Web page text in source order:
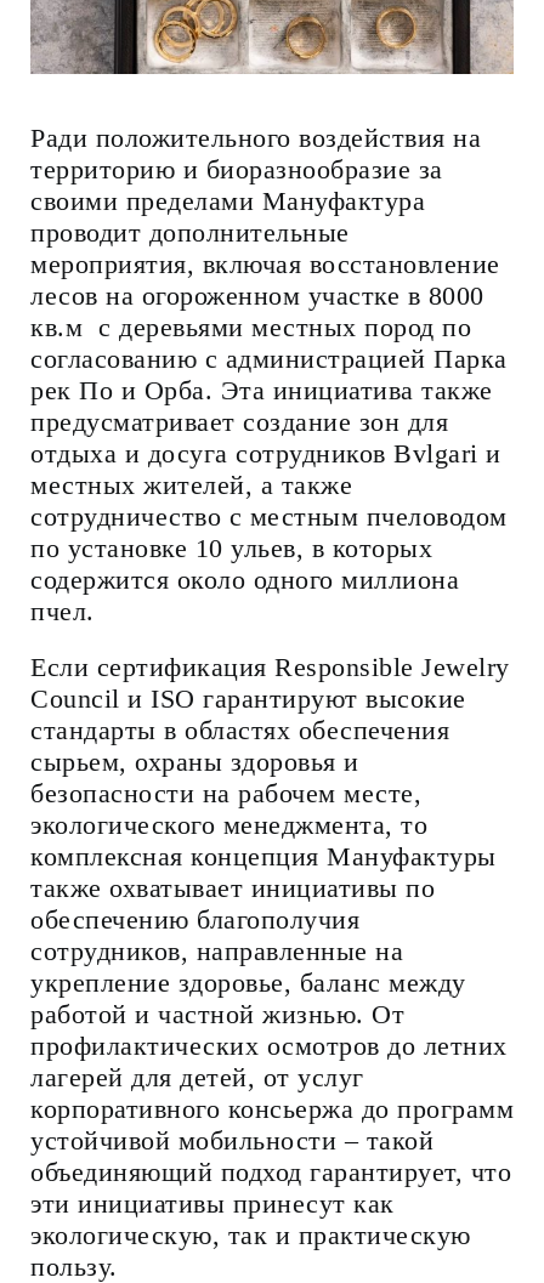
Ради положительного воздействия на
территорию и биоразнообразие за
своими пределами Мануфактура
проводит дополнительные
мероприятия, включая восстановление
лесов на огороженном участке в 8000
кв.м с деревьями местных пород по
согласованию с администрацией Парка
рек По и Орба. Эта инициатива также
предусматривает создание зон для
отдыха и досуга сотрудников Bvlgari и
местных жителей, а также
сотрудничество с местным пчеловодом
по установке 10 ульев, в которых
содержится около одного миллиона
пчел.
Если сертификация Responsible Jewelry
Council и ISO гарантируют высокие
стандарты в областях обеспечения
сырьем, охраны здоровья и
безопасности на рабочем месте,
экологического менеджмента, то
комплексная концепция Мануфактуры
также охватывает инициативы по
обеспечению благополучия
сотрудников, направленные на
укрепление здоровье, баланс между
работой и частной жизнью. От
профилактических осмотров до летних
лагерей для детей, от услуг
корпоративного консьержа до программ
устойчивой мобильности – такой
объединяющий подход гарантирует, что
эти инициативы принесут как
экологическую, так и практическую
пользу.